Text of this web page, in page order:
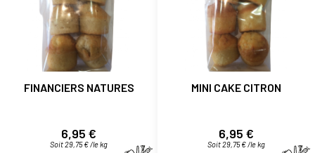
FINANCIERS NATURES
Prix
6,95 €
Soit 29,75 € /le kg
MINI CAKE CITRON
Prix
6,95 €
Soit 29,75 € /le kg